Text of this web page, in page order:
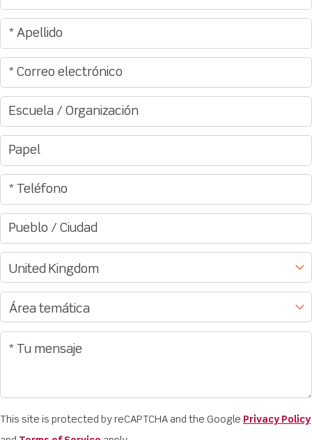
This site is protected by reCAPTCHA and the Google Privacy Policy